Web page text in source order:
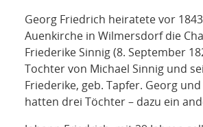
Georg Friedrich heiratete vor
Auenkirche in Wilmersdorf die
Friederike Sinnig (8. September
Tochter von Michael Sinnig und
Friederike, geb. Tapfer. Georg
hatten drei Töchter – dazu ein